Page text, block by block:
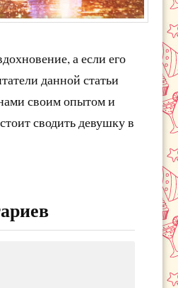
а если его
данной статьи
своим опытом и
сводить девушку в